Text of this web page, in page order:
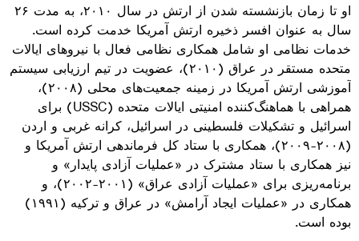
او تا زمان بازنشسته شدن از ارتش در سال ۲۰۱۰، به مدت ۲۶
سال به عنوان افسر ذخیره ارتش آمریکا خدمت کرده است.
خدمات نظامی او شامل همکاری نظامی فعال با نیروهای ایالات
متحده مستقر در عراق (۲۰۱۰)، عضویت در تیم ارزیابی سیستم
آموزشی ارتش آمریکا در زمینه جمعیت‌های محلی (۲۰۰۸)،
همراهی با هماهنگ‌کننده امنیتی ایالات متحده (USSC) برای
اسرائیل و تشکیلات فلسطینی در اسرائیل، کرانه غربی و اردن
(۲۰۰۸-۲۰۰۹)، همکاری با ستاد کل فرماندهی ارتش آمریکا و
نیز همکاری با ستاد مشترک در «عملیات آزادی پایدار» و
برنامه‌ریزی برای «عملیات آزادی عراق» (۲۰۰۱-۲۰۰۲)، و
همکاری در «عملیات ایجاد آرامش» در عراق و ترکیه (۱۹۹۱)
بوده است.